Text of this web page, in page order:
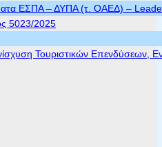
ΕΣΠΑ – ΔΥΠΑ (τ. ΟΑΕΔ) – Leader
5023/2025
Τουριστικών Επενδύσεων,